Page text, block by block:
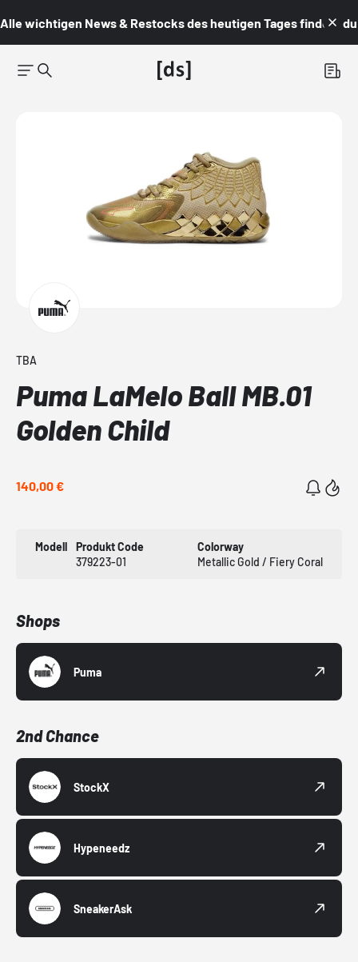
Alle wichtigen News & Restocks des heutigen Tages findest du
TBA
Puma LaMelo Ball MB.01
Golden Child
140,00 €
Modell
Produkt Code
379223-01
Colorway
Metallic Gold / Fiery Coral
Shops
Puma
2nd Chance
StockX
Hypeneedz
SneakerAsk